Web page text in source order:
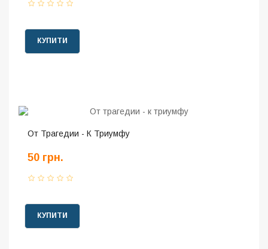
КУПИТИ
От Трагедии - К Триумфу
50 грн.
КУПИТИ